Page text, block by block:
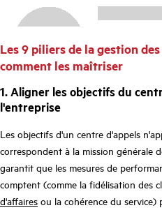
Les 9 piliers de la gestion
comment les maîtriser
1. Aligner les objectifs du
l'entreprise
Les objectifs d'un centre d'appels
correspondent à la mission générale
garantit que les mesures de
comptent (comme la fidélisation des
d'affaires ou la cohérence du